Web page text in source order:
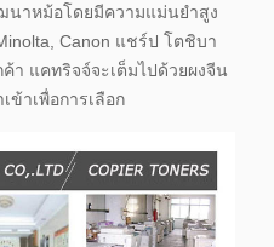
นาหม้อโดยมีความแม่นยําสูง
Canon แชร์ป โตชิบา
า แคทริจจ์จะเต็มไปด้วยผงจีน
าเพื่อการเลือก